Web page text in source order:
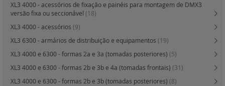
XL3 4000 - acessórios de fixação e painéis para montagem de DMX3
versão fixa ou seccionável (18)
XL3 4000 - acessórios (9)
XL3 6300 - armários de distribuição e equipamentos (19)
XL3 4000 e 6300 - formas 2a e 3a (tomadas posteriores) (5)
XL3 4000 e 6300 - formas 2b e 3b e 4a (tomadas frontais) (31)
XL3 4000 e 6300 - formas 2b e 3b (tomadas posteriores) (8)